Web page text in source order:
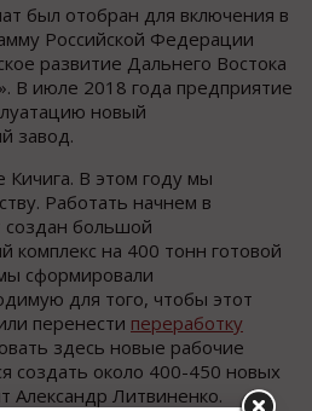
был отобран для включения в
Российской Федерации
развитие Дальнего Востока
В июле 2018 года предприятие
новый
завод.
Кичига. В этом году мы
Работать начнем в
большой
на 400 тонн готовой
сформировали
для того, чтобы этот
перенести переработку
здесь новые рабочие
создать около 400-450 новых
Александр Литвиненко.